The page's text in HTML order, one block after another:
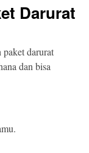
Darurat
darurat
dan bisa